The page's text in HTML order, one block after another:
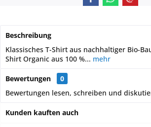
Beschreibung
Klassisches T-Shirt aus nachhaltiger Bio-
Shirt Organic aus 100 %... mehr
Bewertungen
0
Bewertungen lesen, schreiben und
Kunden kauften auch